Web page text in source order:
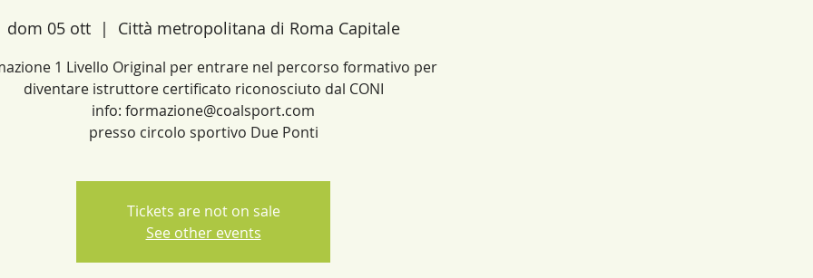
dom 05 ott
  |
Città metropolitana di Roma Capitale
1 Livello Original per entrare nel percorso formativo per
diventare istruttore certificato riconosciuto dal CONI
info: formazione@coalsport.com
presso circolo sportivo Due Ponti
Tickets are not on sale
See other events